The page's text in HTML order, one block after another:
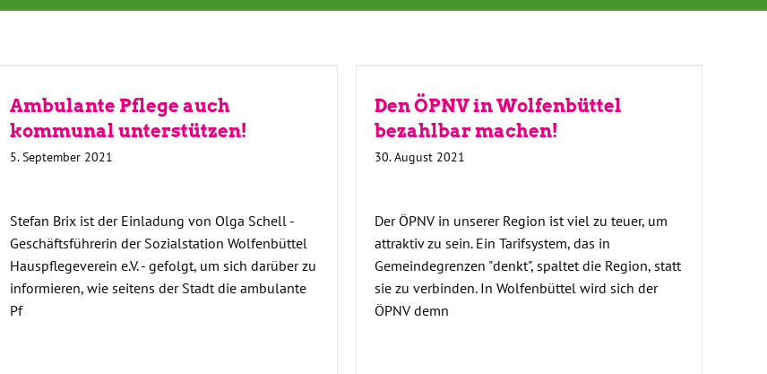
Ambulante Pflege auch
kommunal unterstützen!
5. September 2021
Stefan Brix ist der Einladung von Olga Schell -
Geschäftsführerin der Sozialstation Wolfenbüttel
Hauspflegeverein e.V. - gefolgt, um sich darüber zu
informieren, wie seitens der Stadt die ambulante
Pf
Den ÖPNV in Wolfenbüttel
bezahlbar machen!
30. August 2021
Der ÖPNV in unserer Region ist viel zu teuer, um
attraktiv zu sein. Ein Tarifsystem, das in
Gemeindegrenzen "denkt", spaltet die Region, statt
sie zu verbinden. In Wolfenbüttel wird sich der
ÖPNV demn